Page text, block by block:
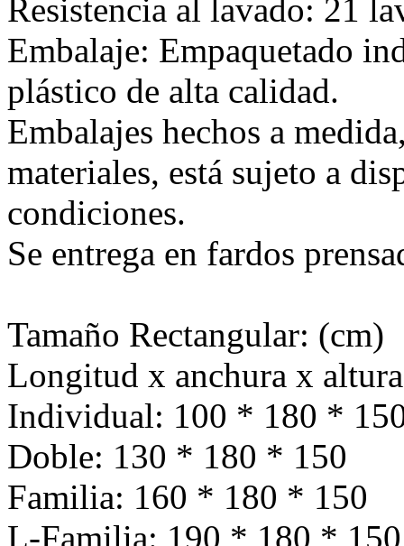
Resistencia al lavado: 21
Embalaje: Empaquetado
plástico de alta calidad.
Embalajes hechos a
materiales, está sujeto a
condiciones.
Se entrega en fardos
Tamaño Rectangular: (cm)
Longitud x anchura x altura
Individual: 100 * 180 *
Doble: 130 * 180 * 150
Familia: 160 * 180 * 150
L-Familia: 190 * 180 * 150